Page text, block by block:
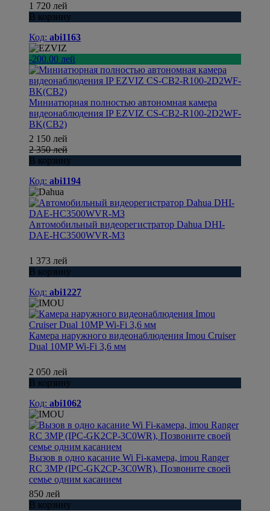
1 720 лей
В корзину
Код: abi1163
-200.00 лей
Миниатюрная полностью автономная камера
видеонаблюдения IP EZVIZ CS-CB2-R100-2D2WF-
BK(CB2)
2 150 лей
2 350 лей
В корзину
Код: abi1194
Автомобильный видеорегистратор Dahua DHI-
DAE-HC3500WVR-M3
1 373 лей
В корзину
Код: abi1227
Камера наружного видеонаблюдения Imou Cruiser
Dual 10MP Wi-Fi 3,6 мм
2 050 лей
В корзину
Код: abi1062
Вызов в одно касание Wi Fi-камера, imou Ranger
RC 3MP (IPC-GK2CP-3C0WR), Позвоните своей
семье одним касанием
850 лей
В корзину